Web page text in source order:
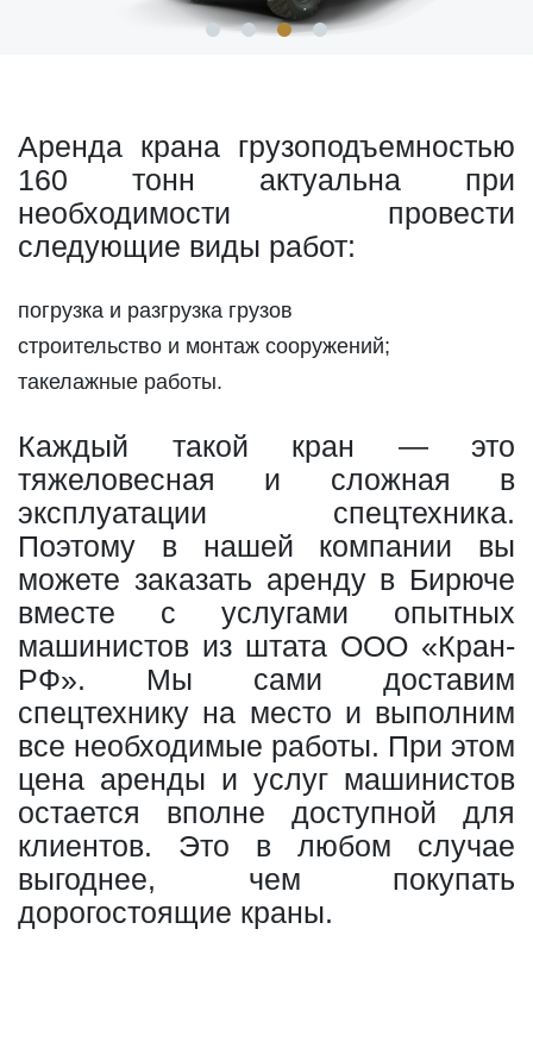
Аренда крана грузоподъемностью
160 тонн актуальна при
необходимости провести
следующие виды работ:
погрузка и разгрузка грузов
строительство и монтаж сооружений;
такелажные работы.
Каждый такой кран — это
тяжеловесная и сложная в
эксплуатации спецтехника.
Поэтому в нашей компании вы
можете заказать аренду в Бирюче
вместе с услугами опытных
машинистов из штата ООО «Кран-
РФ». Мы сами доставим
спецтехнику на место и выполним
все необходимые работы. При этом
цена аренды и услуг машинистов
остается вполне доступной для
клиентов. Это в любом случае
выгоднее, чем покупать
дорогостоящие краны.